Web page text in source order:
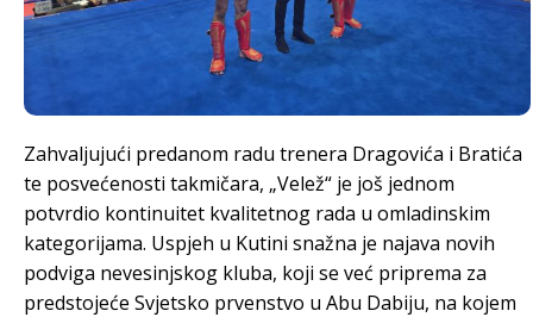
Zahvaljujući predanom radu trenera Dragovića i Bratića
te posvećenosti takmičara, „Velež“ je još jednom
potvrdio kontinuitet kvalitetnog rada u omladinskim
kategorijama. Uspjeh u Kutini snažna je najava novih
podviga nevesinjskog kluba, koji se već priprema za
predstojeće Svjetsko prvenstvo u Abu Dabiju, na kojem